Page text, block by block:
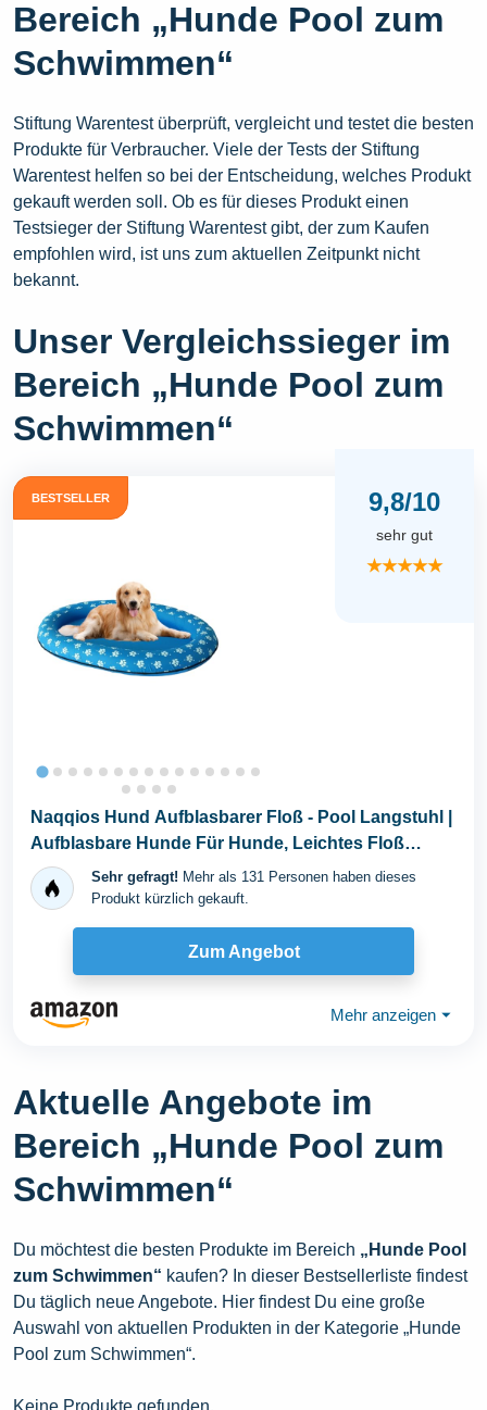
Bereich „Hunde Pool zum
Schwimmen“
Stiftung Warentest überprüft, vergleicht und testet die besten
Produkte für Verbraucher. Viele der Tests der Stiftung
Warentest helfen so bei der Entscheidung, welches Produkt
gekauft werden soll. Ob es für dieses Produkt einen
Testsieger der Stiftung Warentest gibt, der zum Kaufen
empfohlen wird, ist uns zum aktuellen Zeitpunkt nicht
bekannt.
Unser Vergleichssieger im
Bereich „Hunde Pool zum
Schwimmen“
BESTSELLER 9,8/10
sehr gut
★★★★★
Naqqios Hund Aufblasbarer Floß - Pool Langstuhl |
Aufblasbare Hunde Für Hunde, Leichtes Floß
Zum...
Sehr gefragt! Mehr als 131 Personen haben dieses
Produkt kürzlich gekauft.
Zum Angebot
Mehr anzeigen ⏷
Aktuelle Angebote im
Bereich „Hunde Pool zum
Schwimmen“
Du möchtest die besten Produkte im Bereich „Hunde Pool
zum Schwimmen“ kaufen? In dieser Bestsellerliste findest
Du täglich neue Angebote. Hier findest Du eine große
Auswahl von aktuellen Produkten in der Kategorie „Hunde
Pool zum Schwimmen“.
Keine Produkte gefunden.